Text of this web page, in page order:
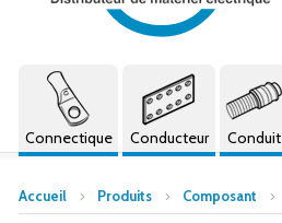
Connectique Conducteur Conduit
Accueil Produits Composant